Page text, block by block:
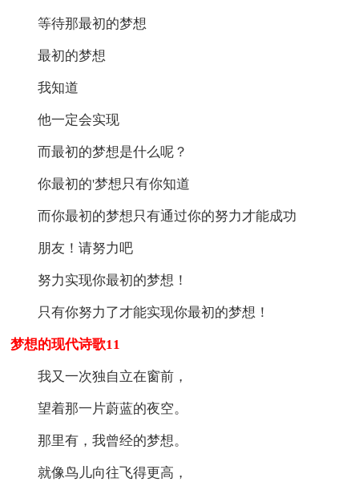
等待那最初的梦想
最初的梦想
我知道
他一定会实现
而最初的梦想是什么呢？
你最初的'梦想只有你知道
而你最初的梦想只有通过你的努力才能成功
朋友！请努力吧
努力实现你最初的梦想！
只有你努力了才能实现你最初的梦想！
梦想的现代诗歌11
我又一次独自立在窗前，
望着那一片蔚蓝的夜空。
那里有，我曾经的梦想。
就像鸟儿向往飞得更高，